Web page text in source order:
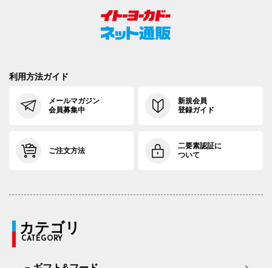
利用方法ガイド
メールマガジン
会員募集中
新規会員
登録ガイド
ご注文方法
二要素認証に
ついて
カテゴリ
CATEGORY